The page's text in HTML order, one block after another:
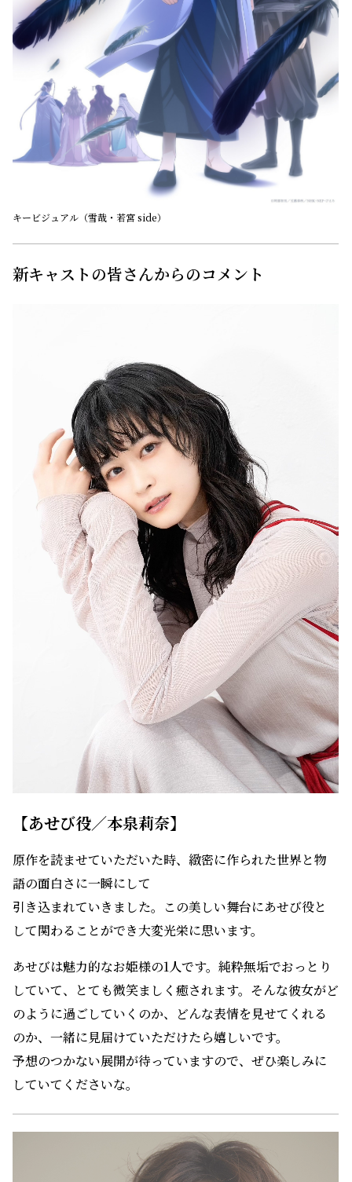
キービジュアル（雪哉・若宮 side）
新キャストの皆さんからのコメント
【あせび役／本泉莉奈】
原作を読ませていただいた時、緻密に作られた世界と物
語の面白さに一瞬にして
引き込まれていきました。この美しい舞台にあせび役と
して関わることができ大変光栄に思います。
あせびは魅力的なお姫様の1人です。純粋無垢でおっとり
していて、とても微笑ましく癒されます。そんな彼女がど
のように過ごしていくのか、どんな表情を見せてくれる
のか、一緒に見届けていただけたら嬉しいです。
予想のつかない展開が待っていますので、ぜひ楽しみに
していてくださいな。